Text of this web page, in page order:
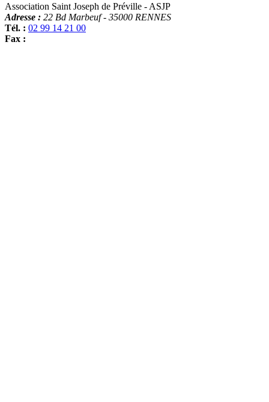
Association Saint Joseph de Préville - ASJP
Adresse : 22 Bd Marbeuf- 35000 RENNES
Tél. : 02 99 14 21 00
Fax :